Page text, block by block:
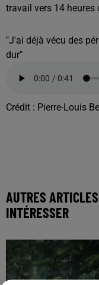
travail vers 14 heures
"J'ai déjà vécu des
dur"
Crédit : Pierre-Louis
AUTRES
INTÉRESSER